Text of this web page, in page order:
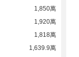
1,850萬
1,920萬
1,818萬
1,639.9萬